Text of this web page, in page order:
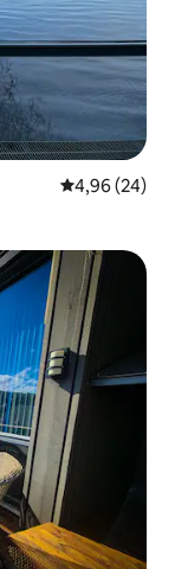
Évaluation
4,96 (24)